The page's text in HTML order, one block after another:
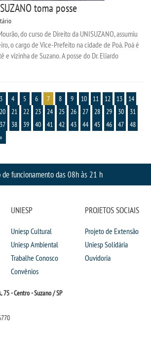
toma posse
do curso de Direito da UNISUZANO, assumiu
o cargo de Vice-Prefeito na cidade de Poá. Poá é
e vizinha de Suzano. A posse do Dr. Eliardo
3 4 5 6 7 8 9 10 11 12 13
14
20 21 22 23 24 25 26 27 28 29 30
31
37 38 39 40 41 42 43 44 45 46 47
48
de funcionamento das 08h às 21 h
UNIESP
Uniesp Cultural
Uniesp Ambiental
Trabalhe Conosco
Convênios
PROJETOS SOCIAIS
Projeto de Extensão
Uniesp Solidária
Ouvidoria
75 - Centro - Suzano / SP